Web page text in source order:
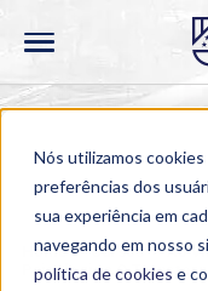
Nós utilizamos cookies
preferências dos
sua experiência em
navegando em nosso
política de cookies e
Home > Cursos > Ao
Psicologia e O